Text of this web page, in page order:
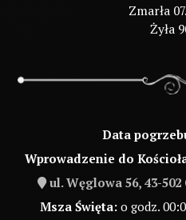
Zmarła
Żyła
Data
Wprowadzenie do
ul. Węglowa 56, 43-
Msza Święta:o godz.